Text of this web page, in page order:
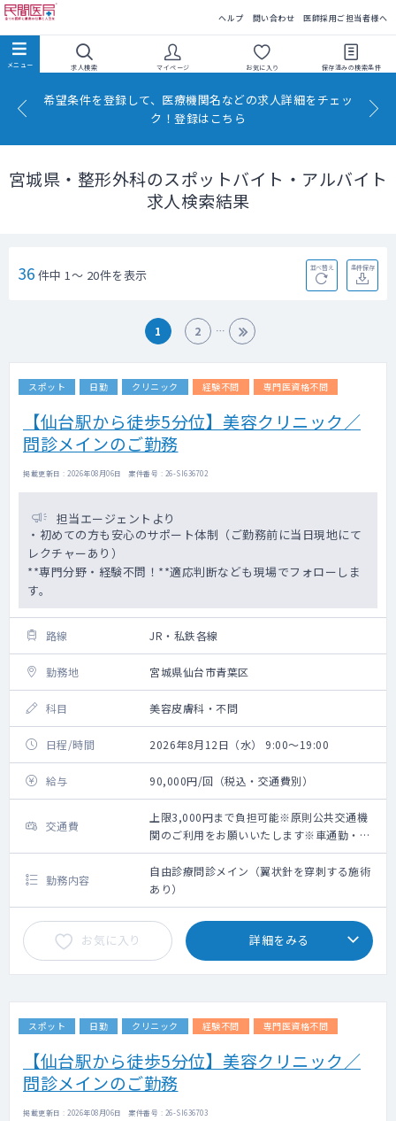
ヘルプ 問い合わせ 医師採用ご担当者様へ
求人検索 マイページ お気に入り 保存済みの検索条件
希望条件を登録して、医療機関名などの求人詳細をチェッ
ク！登録はこちら
宮城県・整形外科のスポットバイト・アルバイト
求人検索結果
36 件中 1～ 20件を表示 並べ替え 条件保存
1 2
スポット 日勤 クリニック 経験不問 専門医資格不問
【仙台駅から徒歩5分位】美容クリニック／
問診メインのご勤務
掲載更新日 : 2026年08月06日 案件番号 : 26-SI636702
担当エージェントより
・初めての方も安心のサポート体制（ご勤務前に当日現地にて
レクチャーあり）
**専門分野・経験不問！**適応判断なども現場でフォローしま
す。
路線 JR・私鉄各線
勤務地 宮城県仙台市青葉区
科目 美容皮膚科・不問
日程/時間 2026年8月12日（水） 9:00～19:00
給与 90,000円/回（税込・交通費別）
交通費
上限3,000円まで負担可能※原則公共交通機
関のご利用をお願いいたします※車通勤・タ
クシー利用要相談
勤務内容
自由診療問診メイン（翼状針を穿刺する施術
あり）
お気に入り 詳細をみる
スポット 日勤 クリニック 経験不問 専門医資格不問
【仙台駅から徒歩5分位】美容クリニック／
問診メインのご勤務
掲載更新日 : 2026年08月06日 案件番号 : 26-SI636703